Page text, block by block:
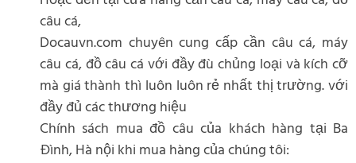
câu cá,
Docauvn.com chuyên cung cấp cần câu cá, máy
câu cá, đồ câu cá với đầy đù chủng loại và kích cỡ
mà giá thành thì luôn luôn rẻ nhất thị trường. với
đầy đủ các thương hiệu
Chính sách mua đồ câu của khách hàng tại Ba
Đình, Hà nội khi mua hàng của chúng tôi: